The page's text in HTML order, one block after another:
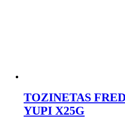
TOZINETAS
YUPI X25G